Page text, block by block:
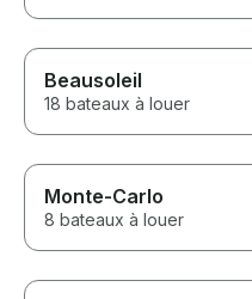
Beausoleil
18 bateaux à louer
Monte-Carlo
8 bateaux à louer